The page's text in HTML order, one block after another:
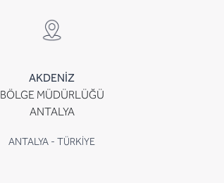
AKDENİZ
BÖLGE MÜDÜRLÜĞÜ
ANTALYA
ANTALYA - TÜRKİYE